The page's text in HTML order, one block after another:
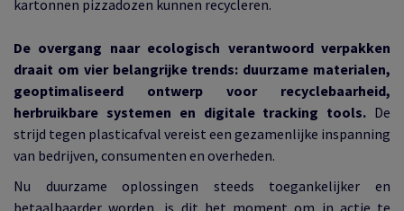
kartonnen pizzadozen kunnen recycleren.
De overgang naar ecologisch verantwoord verpakken
draait om vier belangrijke trends: duurzame materialen,
geoptimaliseerd ontwerp voor recyclebaarheid,
herbruikbare systemen en digitale tracking tools. De
strijd tegen plasticafval vereist een gezamenlijke inspanning
van bedrijven, consumenten en overheden.
Nu duurzame oplossingen steeds toegankelijker en
betaalbaarder worden, is dit het moment om in actie te